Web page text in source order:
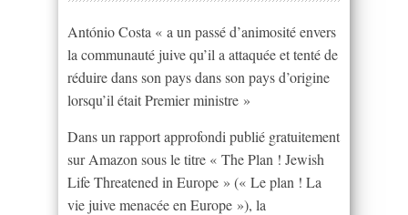
António Costa « a un passé d’animosité envers
la communauté juive qu’il a attaquée et tenté de
réduire dans son pays dans son pays d’origine
lorsqu’il était Premier ministre »
Dans un rapport approfondi publié gratuitement
sur Amazon sous le titre « The Plan ! Jewish
Life Threatened in Europe » (« Le plan ! La
vie juive menacée en Europe »), la